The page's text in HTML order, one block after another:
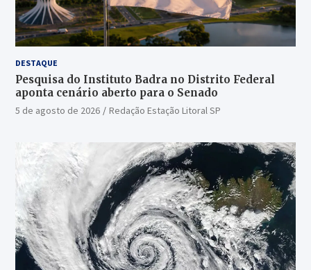
DESTAQUE
Pesquisa do Instituto Badra no Distrito Federal
aponta cenário aberto para o Senado
5 de agosto de 2026 Redação Estação Litoral SP